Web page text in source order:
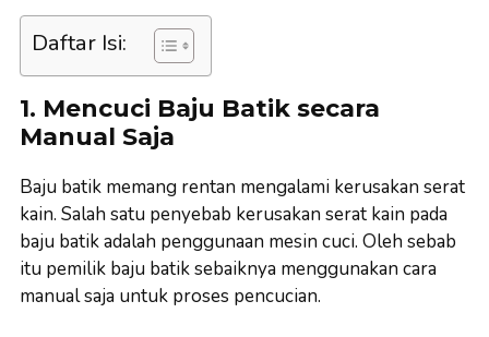
Daftar Isi:
1. Mencuci Baju Batik secara
Manual Saja
Baju batik memang rentan mengalami kerusakan serat
kain. Salah satu penyebab kerusakan serat kain pada
baju batik adalah penggunaan mesin cuci. Oleh sebab
itu pemilik baju batik sebaiknya menggunakan cara
manual saja untuk proses pencucian.